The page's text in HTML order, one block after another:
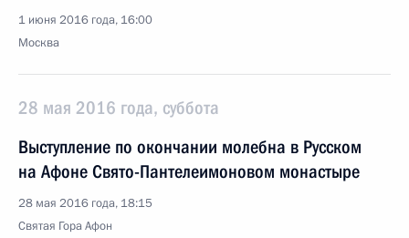
1 июня 2016 года, 16:00
Москва
28 мая 2016 года, суббота
Выступление по окончании молебна в Русском
на Афоне Свято-Пантелеимоновом монастыре
28 мая 2016 года, 18:15
Святая Гора Афон